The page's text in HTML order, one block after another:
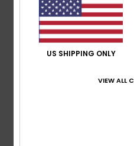
2 verified
US SHIPPING ONLY
VIEW ALL